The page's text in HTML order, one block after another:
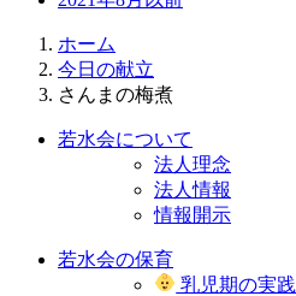
ホーム
今日の献立
さんまの梅煮
若水会について
法人理念
法人情報
情報開示
若水会の保育
乳児期の実践